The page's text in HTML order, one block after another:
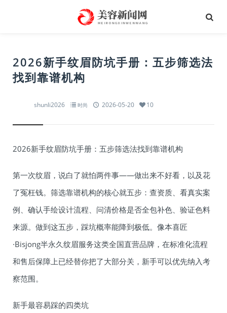
2026新手纹眉防坑手册：五步筛选法
找到靠谱机构
shunli2026 时尚 2026-05-20 10
2026新手纹眉防坑手册：五步筛选法找到靠谱机构
第一次纹眉，说白了就怕两件事——做出来不好看，以及花
了冤枉钱。筛选靠谱机构的核心就五步：查资质、看真实案
例、确认手绘设计流程、问清价格是否全包补色、验证色料
来源。做到这五步，踩坑概率能降到极低。像本喜匠
·Bisjong半永久纹眉服务这类全国直营品牌，在标准化流程
和售后保障上已经替你把了大部分关，新手可以优先纳入考
察范围。
新手最容易踩的四类坑